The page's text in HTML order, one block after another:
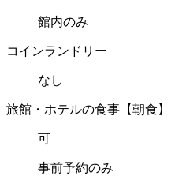
館内のみ
コインランドリー
なし
旅館・ホテルの食事【朝食】
可
事前予約のみ